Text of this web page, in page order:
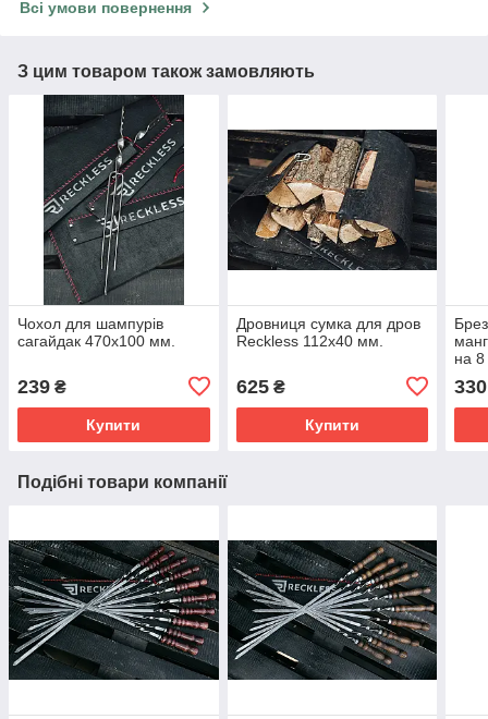
Всі умови повернення
З цим товаром також замовляють
Чохол для шампурів
сагайдак 470х100 мм.
239 ₴
Купити
Дровниця сумка для дров
Reckless 112х40 мм.
625₴
Купити
на
330
Подібні товари компанії